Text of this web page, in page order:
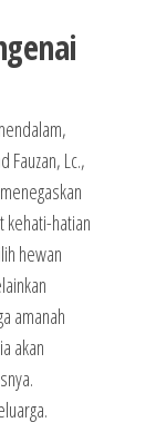
Fauzan, Lc.,
kehati-hatian
hewan
amanah
akan